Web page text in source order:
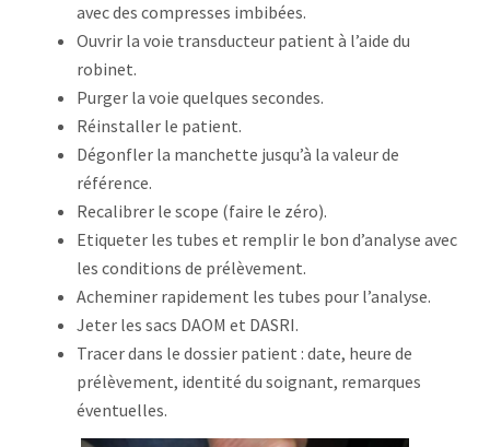
avec des compresses imbibées.
Ouvrir la voie transducteur patient à l’aide du
robinet.
Purger la voie quelques secondes.
Réinstaller le patient.
Dégonfler la manchette jusqu’à la valeur de
référence.
Recalibrer le scope (faire le zéro).
Etiqueter les tubes et remplir le bon d’analyse avec
les conditions de prélèvement.
Acheminer rapidement les tubes pour l’analyse.
Jeter les sacs DAOM et DASRI.
Tracer dans le dossier patient : date, heure de
prélèvement, identité du soignant, remarques
éventuelles.